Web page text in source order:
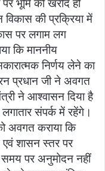
भूमि की खरीद हो
की प्रक्रिया में
पर लगाम लग
कि माननीय
निर्णय लेने का
प्रधान जी ने अवगत
ने आश्वासन दिया है
संपर्क में रहेंगे।
अवगत कराया कि
शासन स्तर पर
समय पर अनुमोदन नहीं